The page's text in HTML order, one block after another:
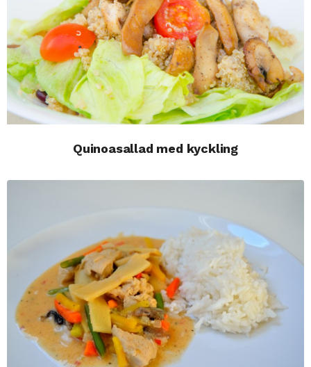
Quinoasallad med kyckling